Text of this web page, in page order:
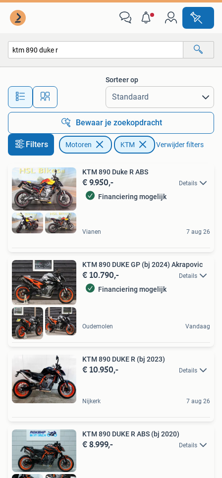
Alle afstanden…
Sorteer op
Bewaar je zoekopdracht
Filters Motoren KTM Verwijder filters
KTM 890 Duke R ABS
€ 9.950,- Details
Financiering mogelijk
Vianen 7 aug 26
KTM 890 DUKE GP (bj 2024) Akrapovic
€ 10.790,- Details
Financiering mogelijk
Oudemolen Vandaag
KTM 890 DUKE R (bj 2023)
€ 10.950,- Details
Nijkerk 7 aug 26
KTM 890 DUKE R ABS (bj 2020)
€ 8.999,- Details